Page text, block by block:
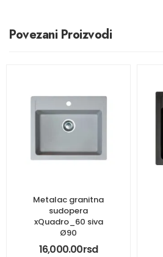
Povezani Proizvodi
Metalac granitna
sudopera
xQuadro_60 siva
Ø90
16,000.00rsd